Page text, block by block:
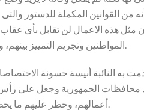
من القوانين المكملة للدستور
المواطنين وتجريم التمييز بينهم، وإنما نص فى مادته الثانية على ضرورة وضع سياسات وبرامج تكفل المساواة وتمنع التمييز بين المواطنين.
به النائبة أنيسة حسونة
محافظات الجمهورية وجعل على
أعمالهم، وحظر عليهم ما يحظر على الوزراء فى شأن تعارض المصالح، وأوضح أن للمفوضية موازنة مستقلة وذكر موارد هذه الموازنة.